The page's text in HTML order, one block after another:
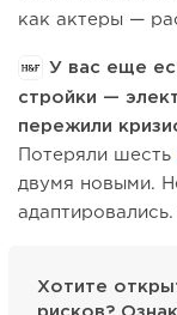
как актеры —
У вас еще
стройки —
пережили
Потеряли шесть
двумя новыми.
Хотите
рисков?